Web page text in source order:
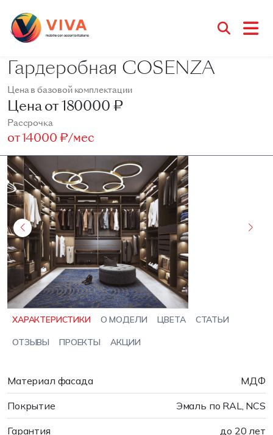
Гардеробная COSENZA
Цена в базовой комплектации
Цена от180000 ₽
Рассрочка
от14000 ₽/мес
ХАРАКТЕРИСТИКИ О МОДЕЛИ ЦВЕТА СТАТЬИ
ОТЗЫВЫ ПРОЕКТЫ АКЦИИ
Материал фасада МДФ
Покрытие Эмаль по RAL, NCS
Гарантия до 20 лет